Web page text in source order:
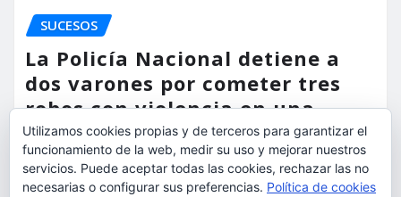
SUCESOS
La Policía Nacional detiene a
dos varones por cometer tres
robos con violencia en una
misma mañana
torrent al dia Ago 7, 2026
Utilizamos cookies propias y de terceros para garantizar el
funcionamiento de la web, medir su uso y mejorar nuestros
servicios. Puede aceptar todas las cookies, rechazar las no
necesarias o configurar sus preferencias. Política de cookies